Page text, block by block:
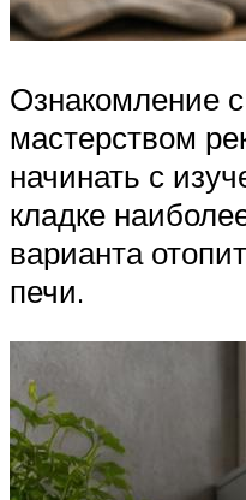
Ознакомление
мастерством
начинать с
кладке
варианта
печи.